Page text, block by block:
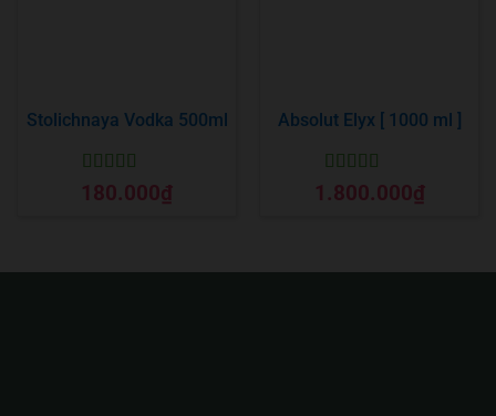
Stolichnaya Vodka 500ml
Được xếp
hạng55 sao
180.000₫
Absolut Elyx [ 1000 ml ]
Được xếp
hạng55 sao
1.800.000₫